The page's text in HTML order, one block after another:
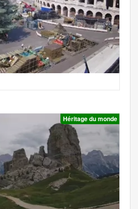
Héritage du monde